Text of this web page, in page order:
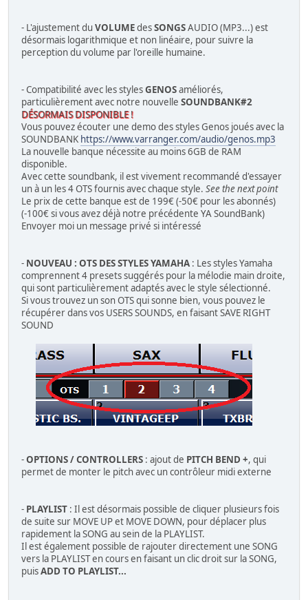
- L'ajustement du VOLUMEdesSONGSAUDIO (MP3...) est
désormais logarithmique et non linéaire, pour suivre la
perception du volume par l'oreille humaine.
- Compatibilité avec les stylesGENOSaméliorés,
particulièrement avec notre nouvelle SOUNDBANK#2
DÉSORMAIS DISPONIBLE !
Vous pouvez écouter une demo des styles Genos joués avec la
SOUNDBANK https://www.varranger.com/audio/genos.mp3
La nouvelle banque nécessite au moins 6GB de RAM
disponible.
Avec cette soundbank, il est vivement recommandé d'essayer
un à un les 4 OTS fournis avec chaque style. See the next point
Le prix de cette banque est de 199€ (-50€ pour les abonnés)
(-100€ si vous avez déjà notre précédente YA SoundBank)
Envoyer moi un message privé si intéressé
- NOUVEAU : OTS DES STYLES YAMAHA : Les styles Yamaha
comprennent 4 presets suggérés pour la mélodie main droite,
qui sont particulièrement adaptés avec le style sélectionné.
Si vous trouvez un son OTS qui sonne bien, vous pouvez le
récupérer dans vos USERS SOUNDS, en faisant SAVE RIGHT
SOUND
-OPTIONS / CONTROLLERS : ajout de PITCH BEND +, qui
permet de monter le pitch avec un contrôleur midi externe
- PLAYLIST : Il est désormais possible de cliquer plusieurs fois
de suite sur MOVE UP et MOVE DOWN, pour déplacer plus
rapidement la SONG au sein de la PLAYLIST.
Il est également possible de rajouter directement une SONG
vers la PLAYLIST en cours en faisant un clic droit sur la SONG,
puisADD TO PLAYLIST...